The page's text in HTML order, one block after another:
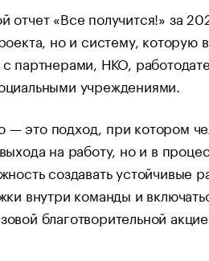
«Все получится!» за
но и систему, которую в
партнерами, НКО,
учреждениями.
— это подход, при котором
на работу, но и в
создавать устойчивые
внутри команды и
благотворительной